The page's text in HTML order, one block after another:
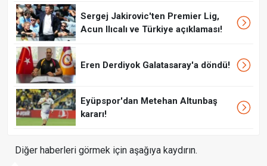
Sergej Jakirovic'ten Premier Lig,
Acun Ilıcalı ve Türkiye açıklaması!
Eren Derdiyok Galatasaray'a döndü!
Eyüpspor'dan Metehan Altunbaş
kararı!
Diğer haberleri görmek için aşağıya kaydırın.